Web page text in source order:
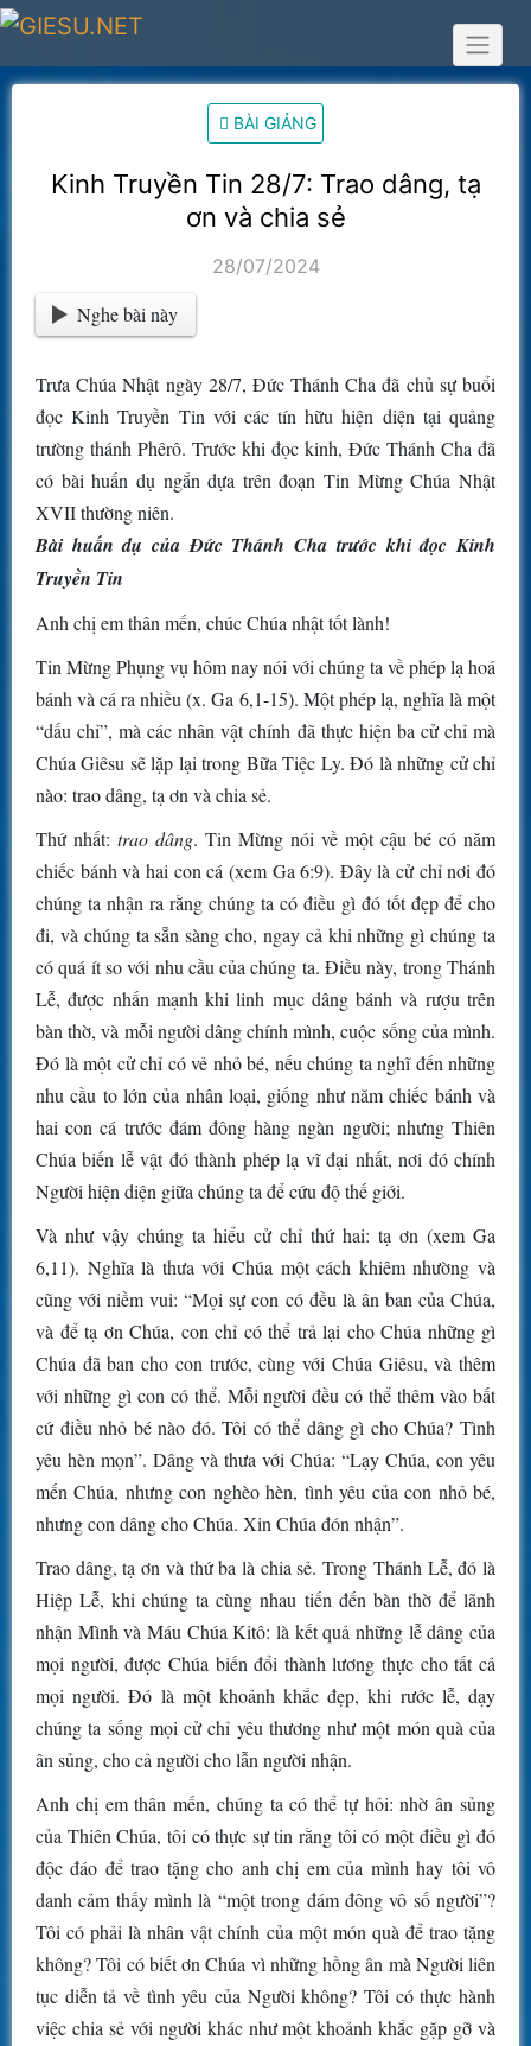
Skip
content
BÀI GIẢNG
Kinh Truyền Tin 28/7: Trao dâng, tạ
ơn và chia sẻ
28/07/2024
Nghe bài này
Trưa Chúa Nhật ngày 28/7, Đức Thánh Cha đã chủ sự buổi
đọc Kinh Truyền Tin với các tín hữu hiện diện tại quảng
trường thánh Phêrô. Trước khi đọc kinh, Đức Thánh Cha đã
có bài huấn dụ ngắn dựa trên đoạn Tin Mừng Chúa Nhật
XVII thường niên.
Bài huấn dụ của Đức Thánh Cha trước khi đọc Kinh
Truyền Tin
Anh chị em thân mến, chúc Chúa nhật tốt lành!
Tin Mừng Phụng vụ hôm nay nói với chúng ta về phép lạ hoá
bánh và cá ra nhiều (x. Ga 6,1-15). Một phép lạ, nghĩa là một
“dấu chỉ”, mà các nhân vật chính đã thực hiện ba cử chỉ mà
Chúa Giêsu sẽ lặp lại trong Bữa Tiệc Ly. Đó là những cử chỉ
nào: trao dâng, tạ ơn và chia sẻ.
Thứ nhất: trao dâng. Tin Mừng nói về một cậu bé có năm
chiếc bánh và hai con cá (xem Ga 6:9). Đây là cử chỉ nơi đó
chúng ta nhận ra rằng chúng ta có điều gì đó tốt đẹp để cho
đi, và chúng ta sẵn sàng cho, ngay cả khi những gì chúng ta
có quá ít so với nhu cầu của chúng ta. Điều này, trong Thánh
Lễ, được nhấn mạnh khi linh mục dâng bánh và rượu trên
bàn thờ, và mỗi người dâng chính mình, cuộc sống của mình.
Đó là một cử chỉ có vẻ nhỏ bé, nếu chúng ta nghĩ đến những
nhu cầu to lớn của nhân loại, giống như năm chiếc bánh và
hai con cá trước đám đông hàng ngàn người; nhưng Thiên
Chúa biến lễ vật đó thành phép lạ vĩ đại nhất, nơi đó chính
Người hiện diện giữa chúng ta để cứu độ thế giới.
Và như vậy chúng ta hiểu cử chỉ thứ hai: tạ ơn (xem Ga
6,11). Nghĩa là thưa với Chúa một cách khiêm nhường và
cũng với niềm vui: “Mọi sự con có đều là ân ban của Chúa,
và để tạ ơn Chúa, con chỉ có thể trả lại cho Chúa những gì
Chúa đã ban cho con trước, cùng với Chúa Giêsu, và thêm
với những gì con có thể. Mỗi người đều có thể thêm vào bất
cứ điều nhỏ bé nào đó. Tôi có thể dâng gì cho Chúa? Tình
yêu hèn mọn”. Dâng và thưa với Chúa: “Lạy Chúa, con yêu
mến Chúa, nhưng con nghèo hèn, tình yêu của con nhỏ bé,
nhưng con dâng cho Chúa. Xin Chúa đón nhận”.
Trao dâng, tạ ơn và thứ ba là chia sẻ. Trong Thánh Lễ, đó là
Hiệp Lễ, khi chúng ta cùng nhau tiến đến bàn thờ để lãnh
nhận Mình và Máu Chúa Kitô: là kết quả những lễ dâng của
mọi người, được Chúa biến đổi thành lương thực cho tất cả
mọi người. Đó là một khoảnh khắc đẹp, khi rước lễ, dạy
chúng ta sống mọi cử chỉ yêu thương như một món quà của
ân sủng, cho cả người cho lẫn người nhận.
Anh chị em thân mến, chúng ta có thể tự hỏi: nhờ ân sủng
của Thiên Chúa, tôi có thực sự tin rằng tôi có một điều gì đó
độc đáo để trao tặng cho anh chị em của mình hay tôi vô
danh cảm thấy mình là “một trong đám đông vô số người”?
Tôi có phải là nhân vật chính của một món quà để trao tặng
không? Tôi có biết ơn Chúa vì những hồng ân mà Người liên
tục diễn tả về tình yêu của Người không? Tôi có thực hành
việc chia sẻ với người khác như một khoảnh khắc gặp gỡ và